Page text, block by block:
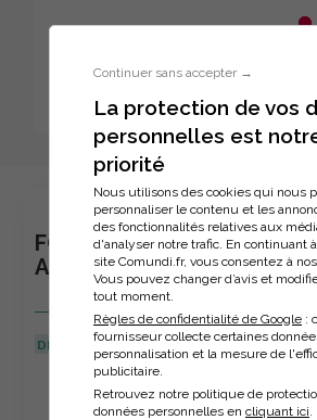
Continuer sans accepter →
La protection de vos
personnelles est
priorité
Nous utilisons des cookies qui nous
personnaliser le contenu et les
des fonctionnalités relatives aux
d'analyser notre trafic. En continuant
site Comundi.fr, vous consentez à nos
Vous pouvez changer d’avis et
tout moment.
Règles de confidentialité de Google :
fournisseur collecte certaines
personnalisation et la mesure de
publicitaire.
Retrouvez notre politique de
données personnelles en cliquant ici
Inscription à la
FORMATION : MAITRISER
AGENCE
DERNIÈRE MISE À JOUR :11/12/2025
Veuillez décrire votre